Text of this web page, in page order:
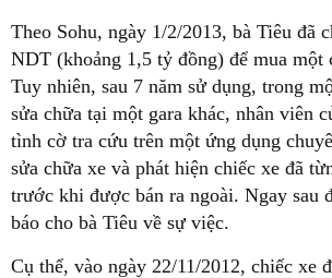
Theo Sohu, ngày 1/2/2013, bà Tiêu đã
NDT (khoảng 1,5 tỷ đồng) để mua một
Tuy nhiên, sau 7 năm sử dụng, trong
sửa chữa tại một gara khác, nhân viên
tình cờ tra cứu trên một ứng dụng
sửa chữa xe và phát hiện chiếc xe đã
trước khi được bán ra ngoài. Ngay sau
báo cho bà Tiêu về sự việc.
Cụ thể, vào ngày 22/11/2012, chiếc xe